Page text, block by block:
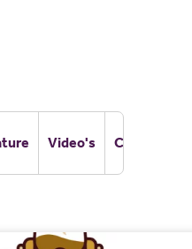
Video's Columns